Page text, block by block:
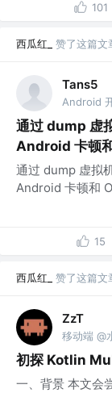
101
西瓜红_ 赞了这篇文
Tans5
Android
通过 dump 虚
Android 卡顿
通过 dump 虚拟
Android 卡顿和
15
西瓜红_ 赞了这篇文
ZzT
移动端 @
初探 Kotlin
一、背景 本文会